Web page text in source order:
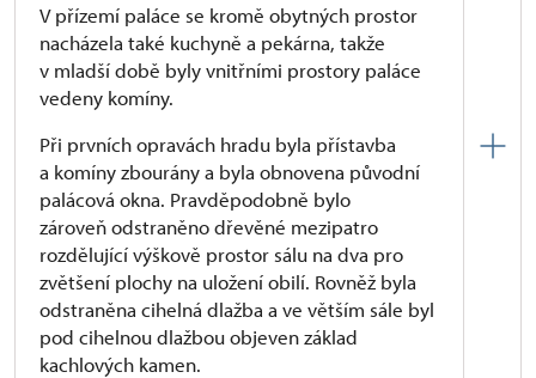
V přízemí paláce se kromě obytných prostor
nacházela také kuchyně a pekárna, takže
v mladší době byly vnitřními prostory paláce
vedeny komíny.
Při prvních opravách hradu byla přístavba
a komíny zbourány a byla obnovena původní
palácová okna. Pravděpodobně bylo
zároveň odstraněno dřevěné mezipatro
rozdělující výškově prostor sálu na dva pro
zvětšení plochy na uložení obilí. Rovněž byla
odstraněna cihelná dlažba a ve větším sále byl
pod cihelnou dlažbou objeven základ
kachlových kamen.